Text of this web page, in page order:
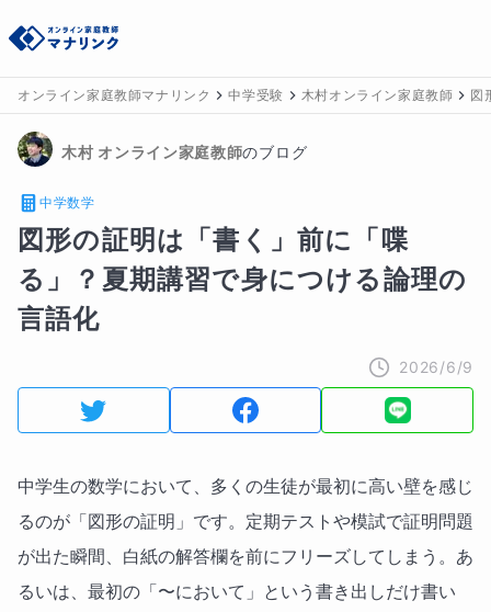
オンライン家庭教師マナリンク 中学受験 木村オンライン家庭教師 図
木村 オンライン家庭教師のブログ
中学数学
図形の証明は「書く」前に「喋
る」？夏期講習で身につける論理の
言語化
2026/6/9
中学生の数学において、多くの生徒が最初に高い壁を感じ
るのが「図形の証明」です。定期テストや模試で証明問題
が出た瞬間、白紙の解答欄を前にフリーズしてしまう。あ
るいは、最初の「〜において」という書き出しだけ書い